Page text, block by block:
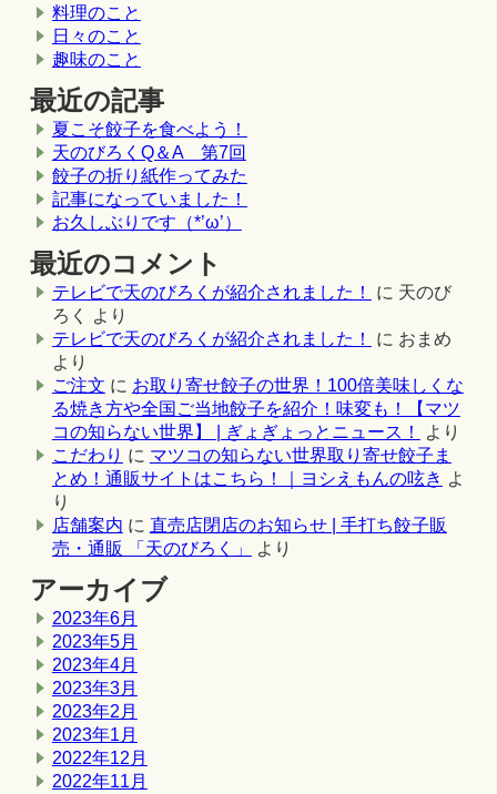
料理のこと
日々のこと
趣味のこと
最近の記事
夏こそ餃子を食べよう！
天のびろくQ＆A 第7回
餃子の折り紙作ってみた
記事になっていました！
お久しぶりです（*’ω’）
最近のコメント
テレビで天のびろくが紹介されました！ に 天のび
ろく
より
テレビで天のびろくが紹介されました！
に おまめ
より
ご注文 に お取り寄せ餃子の世界！100倍美味しくな
る焼き方や全国ご当地餃子を紹介！味変も！【マツ
コの知らない世界】 | ぎょぎょっとニュース！
より
こだわり に マツコの知らない世界取り寄せ餃子ま
とめ！通販サイトはこちら！｜ヨシえもんの呟き よ
り
店舗案内 に 直売店閉店のお知らせ | 手打ち餃子販
売・通販 「天のびろく」
より
アーカイブ
2023年6月
2023年5月
2023年4月
2023年3月
2023年2月
2023年1月
2022年12月
2022年11月